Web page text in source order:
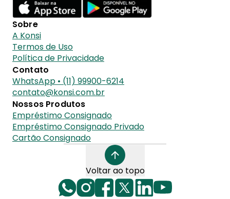
Sobre
A Konsi
Termos de Uso
Política de Privacidade
Contato
WhatsApp • (11) 99900-6214
contato@konsi.com.br
Nossos Produtos
Empréstimo Consignado
Empréstimo Consignado Privado
Cartão Consignado
Voltar ao topo